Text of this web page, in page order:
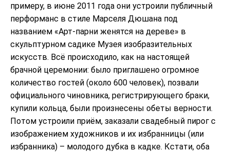
примеру, в июне 2011 года они устроили публичный
перформанс в стиле Марселя Дюшана под
названием «Арт-парни женятся на дереве» в
скульптурном садике Музея изобразительных
искусств. Всё происходило, как на настоящей
брачной церемонии: было приглашено огромное
количество гостей (около 600 человек), позвали
официального чиновника, регистрирующего браки,
купили кольца, были произнесены обеты верности.
Потом устроили приём, заказали свадебный пирог с
изображением художников и их избранницы (или
избранника) – молодого дубка в кадке. Кстати, оба